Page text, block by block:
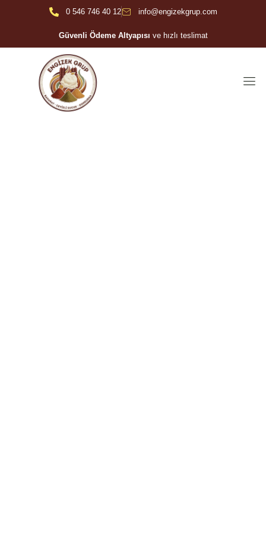
0 546 746 40 12 info@engizekgrup.com
Güvenli Ödeme Altyapısı ve hızlı teslimat